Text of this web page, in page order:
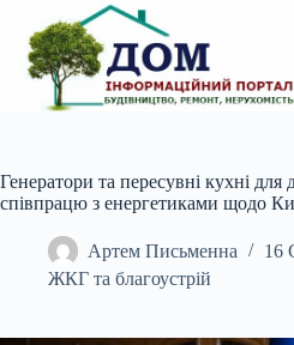
вмісту
Генератори та пересувні кухні
співпрацю з енергетиками щодо
Артем Письменна
16
ЖКГ та благоустрій